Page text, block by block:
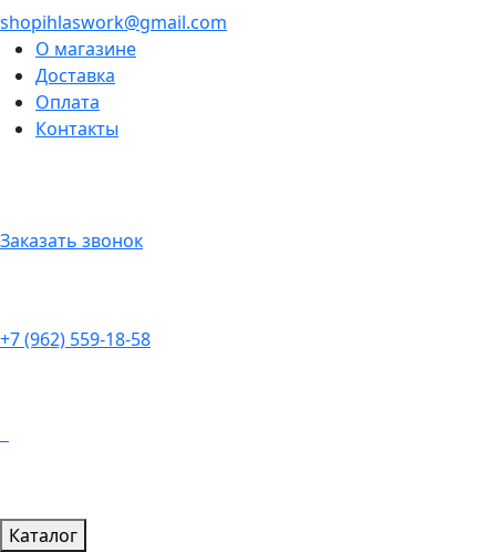
shopihlaswork@gmail.com
О магазине
Доставка
Оплата
Контакты
Заказать звонок
+7 (962) 559-18-58
Каталог